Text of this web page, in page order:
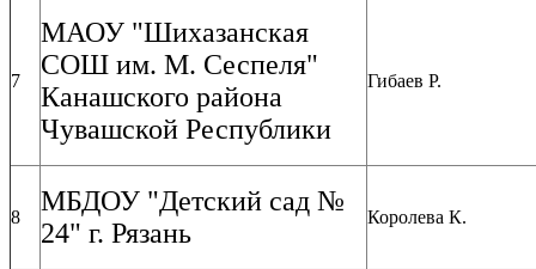
7
МАОУ "Шихазанская
СОШ им. М. Сеспеля"
Канашского района
Чувашской Республики
Гибаев Р.
8
МБДОУ "Детский сад №
24" г. Рязань
Королева К.